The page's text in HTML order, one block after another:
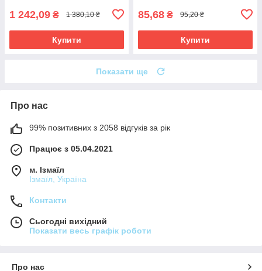
1 242,09 ₴ 1 380,10 ₴
Купити
85,68 ₴ 95,20 ₴
Купити
Показати ще
Про нас
99% позитивних з 2058 відгуків за рік
Працює з 05.04.2021
м. Ізмаїл
Ізмаїл, Україна
Контакти
Сьогодні вихідний
Показати весь графік роботи
Про нас